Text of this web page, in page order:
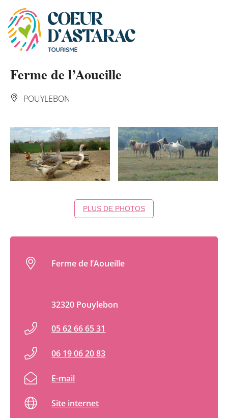
Panneau de gestion des cookies
Ferme de l’Aoueille
POUYLEBON
PLUS DE PHOTOS
Ferme de l’Aoueille
32320 Pouylebon
05 62 66 65 31
06 19 06 20 83
E-mail
Site internet